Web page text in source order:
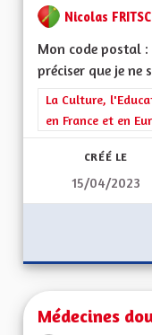
Nicolas
Mon code postal
préciser que je ne
Filtrer les
La Culture,
en France et en
CRÉÉ LE
15/04/2023
Médecines